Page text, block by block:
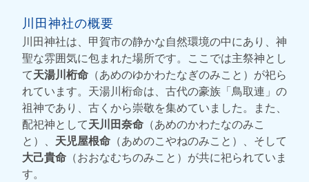
川田神社の概要
川田神社は、甲賀市の静かな自然環境の中にあり、神
聖な雰囲気に包まれた場所です。ここでは主祭神とし
て天湯川桁命 （あめのゆかわたなぎのみこと）が祀ら
れています。天湯川桁命は、古代の豪族「鳥取連」の
祖神であり、古くから崇敬を集めていました。また、
配祀神として天川田奈命 （あめのかわたなのみこ
と）、 天児屋根命 （あめのこやねのみこと）、そして
大己貴命 （おおなむちのみこと）が共に祀られていま
す。